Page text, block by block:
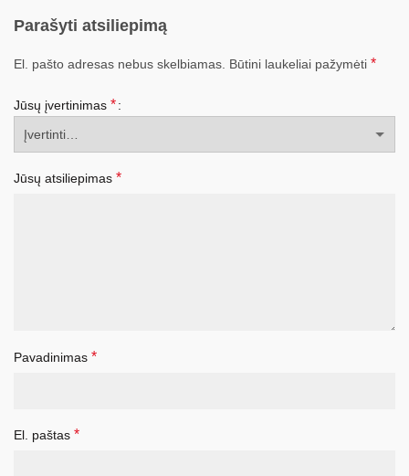
Parašyti atsiliepimą
El. pašto adresas nebus skelbiamas. Būtini laukeliai pažymėti *
Jūsų įvertinimas *
Jūsų atsiliepimas *
Pavadinimas *
El. paštas *